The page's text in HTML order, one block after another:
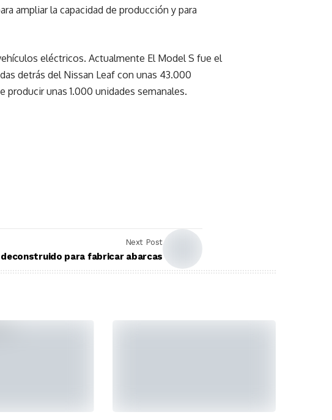
ampliar la capacidad de producción y para
eléctricos. Actualmente El Model S fue el
detrás del Nissan Leaf con unas 43.000
producir unas 1.000 unidades semanales.
Next Post
para fabricar abarcas